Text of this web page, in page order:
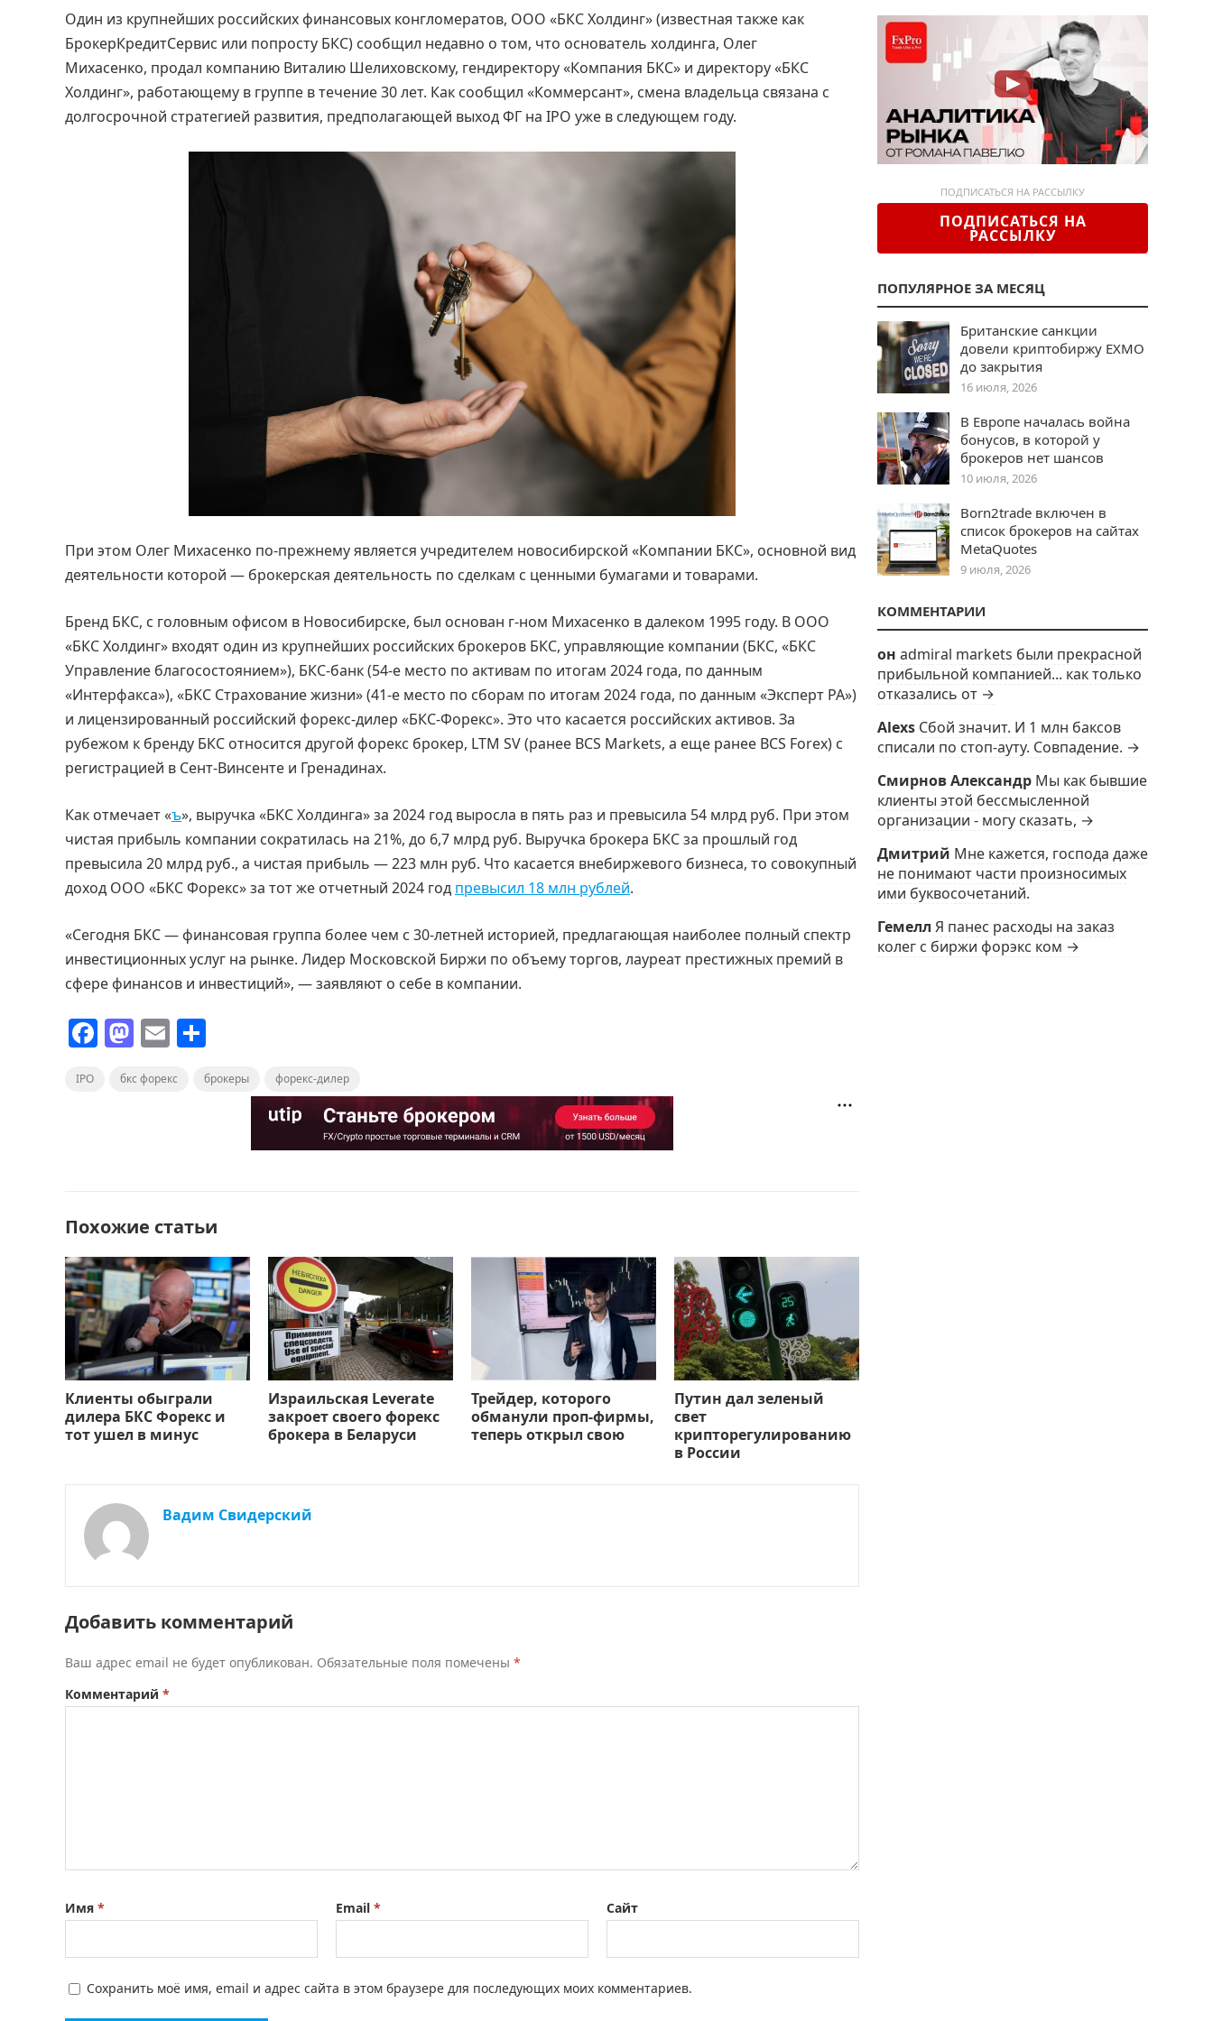
Один из крупнейших российских финансовых конгломератов, ООО «БКС Холдинг» (известная также как
БрокерКредитСервис или попросту БКС) сообщил недавно о том, что основатель холдинга, Олег
Михасенко, продал компанию Виталию Шелиховскому, гендиректору «Компания БКС» и директору «БКС
Холдинг», работающему в группе в течение 30 лет. Как сообщил «Коммерсант», смена владельца связана с
долгосрочной стратегией развития, предполагающей выход ФГ на IPO уже в следующем году.
При этом Олег Михасенко по-прежнему является учредителем новосибирской «Компании БКС», основной вид
деятельности которой — брокерская деятельность по сделкам с ценными бумагами и товарами.
Бренд БКС, с головным офисом в Новосибирске, был основан г-ном Михасенко в далеком 1995 году. В ООО
«БКС Холдинг» входят один из крупнейших российских брокеров БКС, управляющие компании (БКС, «БКС
Управление благосостоянием»), БКС-банк (54-е место по активам по итогам 2024 года, по данным
«Интерфакса»), «БКС Страхование жизни» (41-е место по сборам по итогам 2024 года, по данным «Эксперт РА»)
и лицензированный российский форекс-дилер «БКС-Форекс». Это что касается российских активов. За
рубежом к бренду БКС относится другой форекс брокер, LTM SV (ранее BCS Markets, а еще ранее BCS Forex) с
регистрацией в Сент-Винсенте и Гренадинах.
Как отмечает «ъ», выручка «БКС Холдинга» за 2024 год выросла в пять раз и превысила 54 млрд руб. При этом
чистая прибыль компании сократилась на 21%, до 6,7 млрд руб. Выручка брокера БКС за прошлый год
превысила 20 млрд руб., а чистая прибыль — 223 млн руб. Что касается внебиржевого бизнеса, то совокупный
доход ООО «БКС Форекс» за тот же отчетный 2024 год превысил 18 млн рублей.
«Сегодня БКС — финансовая группа более чем с 30-летней историей, предлагающая наиболее полный спектр
инвестиционных услуг на рынке. Лидер Московской Биржи по объему торгов, лауреат престижных премий в
сфере финансов и инвестиций», — заявляют о себе в компании.
F
k
M
st
E
ai п
т
ь
IPO бкс форекс брокеры форекс-дилер
Похожие статьи
Клиенты обыграли
дилера БКС Форекс и
тот ушел в минус
Израильская Leverate
закроет своего форекс
брокера в Беларуси
Трейдер, которого
обманули проп-фирмы,
теперь открыл свою
Путин дал зеленый
свет
крипторегулированию
в России
Вадим Свидерский
Добавить комментарий
Ваш адрес email не будет опубликован. Обязательные поля помечены *
Комментарий *
Имя * Email * Сайт
Сохранить моё имя, email и адрес сайта в этом браузере для последующих моих комментариев.
ПОДПИСАТЬСЯ НА РАССЫЛКУ
ПОДПИСАТЬСЯ НА
РАССЫЛКУ
ПОПУЛЯРНОЕ ЗА МЕСЯЦ
Британские санкции
довели криптобиржу EXMO
до закрытия
16 июля, 2026
В Европе началась война
бонусов, в которой у
брокеров нет шансов
10 июля, 2026
Born2trade включен в
список брокеров на сайтах
MetaQuotes
9 июля, 2026
КОММЕНТАРИИ
он admiral markets были прекрасной
прибыльной компанией... как только
отказались от →
Alexs Сбой значит. И 1 млн баксов
списали по стоп-ауту. Совпадение. →
Смирнов Александр Мы как бывшие
клиенты этой бессмысленной
организации - могу сказать, →
Дмитрий Мне кажется, господа даже
не понимают части произносимых
ими буквосочетаний.
Гемелл Я панес расходы на заказ
колег с биржи форэкс ком →